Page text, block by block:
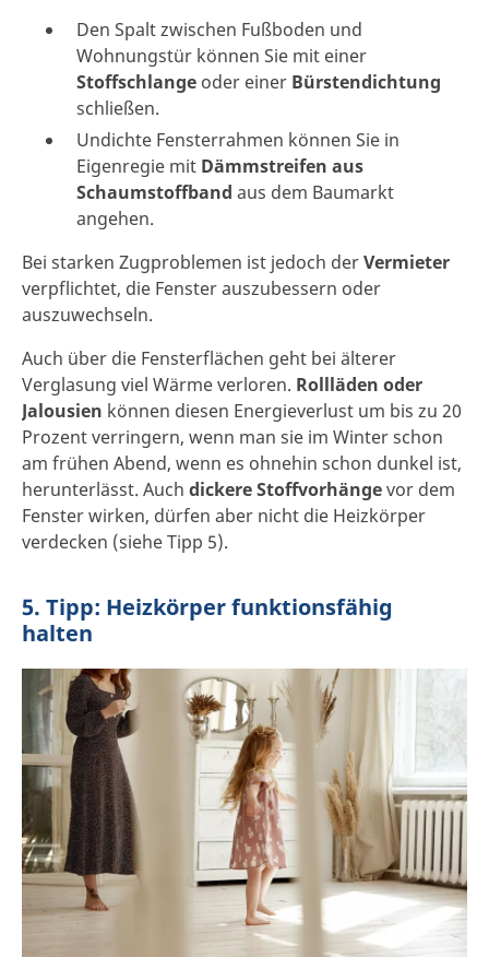
Den Spalt zwischen Fußboden und
Wohnungstür können Sie mit einer
Stoffschlange oder einer Bürstendichtung
schließen.
Undichte Fensterrahmen können Sie in
Eigenregie mit Dämmstreifen aus
Schaumstoffband aus dem Baumarkt
angehen.
Bei starken Zugproblemen ist jedoch derVermieter
verpflichtet, die Fenster auszubessern oder
auszuwechseln.
Auch über die Fensterflächen geht bei älterer
Verglasung viel Wärme verloren. Rollläden oder
Jalousien können diesen Energieverlust um bis zu 20
Prozent verringern, wenn man sie im Winter schon
am frühen Abend, wenn es ohnehin schon dunkel ist,
herunterlässt. Auch dickere Stoffvorhängevor dem
Fenster wirken, dürfen aber nicht die Heizkörper
verdecken (siehe Tipp 5).
5. Tipp: Heizkörper funktionsfähig
halten